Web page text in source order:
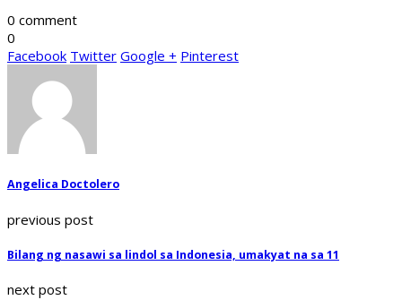
0 comment
0
Facebook Twitter Google + Pinterest
Angelica Doctolero
previous post
Bilang ng nasawi sa lindol sa Indonesia, umakyat na sa 11
next post